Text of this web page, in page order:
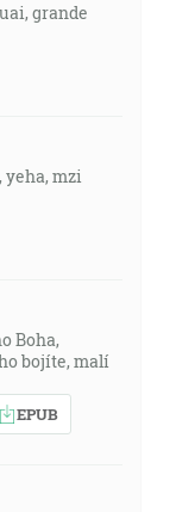
grande
yeha, mzi
Boha,
bojíte, malí
EPUB